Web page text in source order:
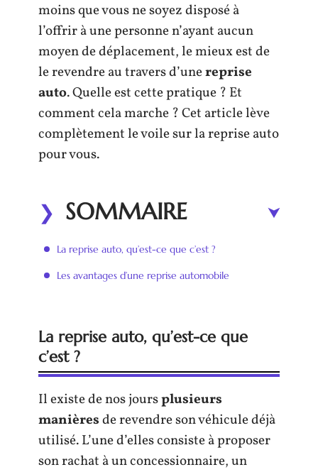
moins que vous ne soyez disposé à
l’offrir à une personne n’ayant aucun
moyen de déplacement, le mieux est de
le revendre au travers d’unereprise
auto. Quelle est cette pratique ? Et
comment cela marche ? Cet article lève
complètement le voile sur la reprise auto
pour vous.
SOMMAIRE
La reprise auto, qu’est-ce que c’est ?
Les avantages d’une reprise automobile
La reprise auto, qu’est-ce que
c’est ?
Il existe de nos joursplusieurs
manièresde revendre son véhicule déjà
utilisé. L’une d’elles consiste à proposer
son rachat à un concessionnaire, un